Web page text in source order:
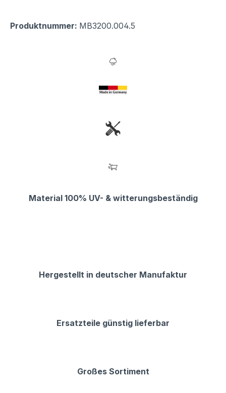
Produktnummer: MB3200.004.5
Material 100% UV- & witterungsbeständig
Hergestellt in deutscher Manufaktur
Ersatzteile günstig lieferbar
Großes Sortiment